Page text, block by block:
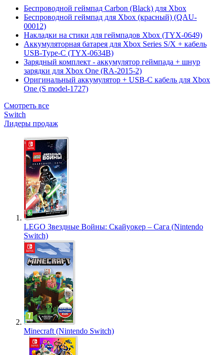
Беспроводной геймпад Carbon (Black) для Xbox
Беспроводной геймпад для Xbox (красный) (QAU-
00012)
Накладки на стики для геймпадов Xbox (TYX-0649)
Аккумуляторная батарея для Xbox Series S/X + кабель
USB-Type-C (TYX-0634B)
Зарядный комплект - аккумулятор геймпада + шнур
зарядки для Xbox One (RA-2015-2)
Оригинальный аккумулятор + USB-C кабель для Xbox
One (S model-1727)
Смотреть все
Switch
Лидеры продаж
LEGO Звездные Войны: Скайуокер – Сага (Nintendo
Switch)
Minecraft (Nintendo Switch)